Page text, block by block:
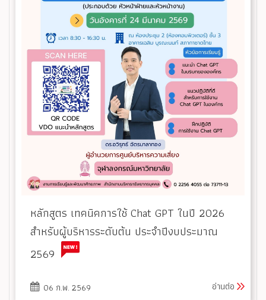
หลักสูตร เทคนิคการใช้ Chat GPT ในปี 2026
สำหรับผู้บริหารระดับต้น ประจำปีงบประมาณ
2569
06 ก.พ. 2569 อ่านต่อ